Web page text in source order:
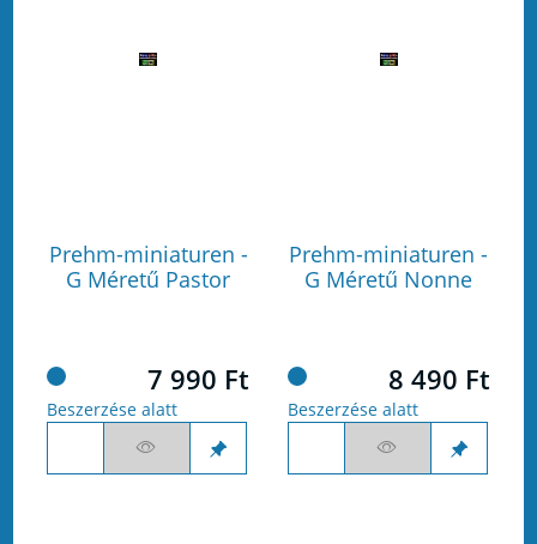
Prehm-miniaturen -
G Méretű Pastor
7 990 Ft
Beszerzése alatt
Prehm-miniaturen -
G Méretű Nonne
8 490 Ft
Beszerzése alatt